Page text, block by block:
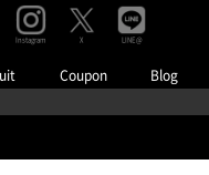
Coupon Blog
Instagram X LINE@